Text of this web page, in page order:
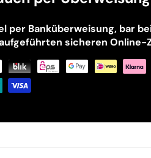
per Banküberweisung, bar
sicheren Online-